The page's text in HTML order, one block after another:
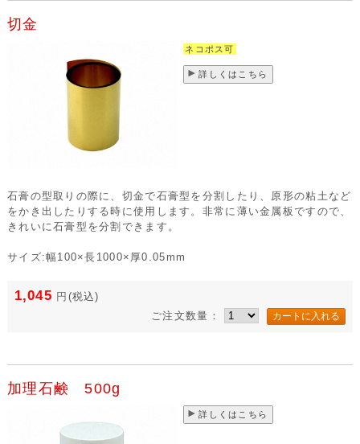
切金
ネコポス可
詳しくはこちら
石膏の型取りの際に、切金で石膏型を分割したり、原形の粘土など
をかき出したりする時に使用します。非常に薄い金属板ですので、
きれいに石膏型を分割できます。
サイズ:幅100×長1000×厚0.05mm
1,045 円 (税込)
ご注文数量：
加理石鹸 500g
詳しくはこちら